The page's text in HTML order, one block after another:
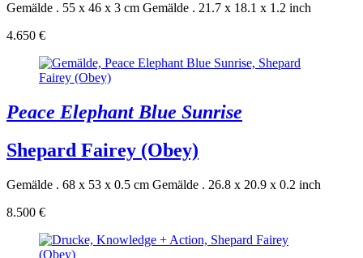
Gemälde . 55 x 46 x 3 cm Gemälde . 21.7 x 18.1 x 1.2 inch
4.650 €
Peace Elephant Blue Sunrise
Shepard Fairey (Obey)
Gemälde . 68 x 53 x 0.5 cm Gemälde . 26.8 x 20.9 x 0.2 inch
8.500 €